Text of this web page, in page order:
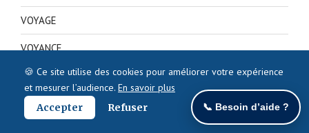
VOYAGE
VOYANCE
VTC
YOUTUBEUR
🍪 Ce site utilise des cookies pour améliorer votre expérience
et mesurer l’audience. En savoir plus
Accepter
Refuser 📞 Besoin d’aide ?